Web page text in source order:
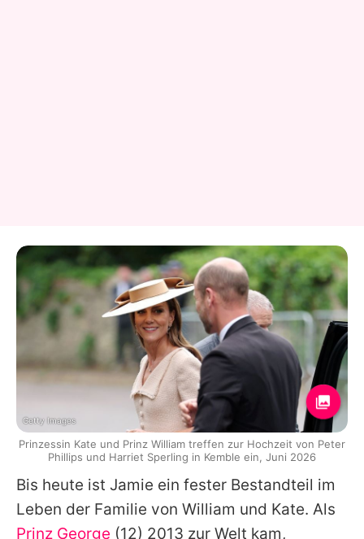
Bis heute ist Jamie ein fester Bestandteil im
Leben der Familie von William und Kate. Als
Prinz George (12) 2013 zur Welt kam,
Getty Images
Prinzessin Kate und Prinz William treffen zur Hochzeit von Peter
Phillips und Harriet Sperling in Kemble ein, Juni 2026